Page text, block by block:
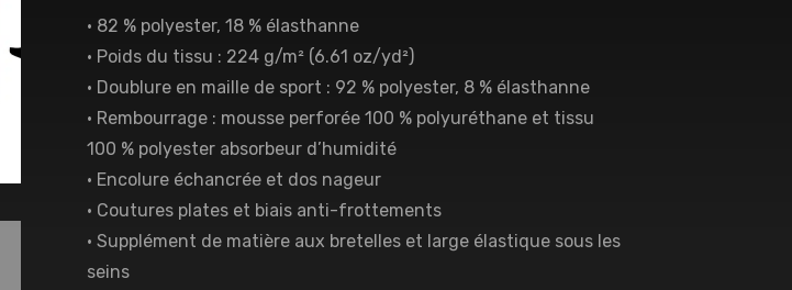
• 82 % polyester, 18 % élasthanne
• Poids du tissu : 224 g/m² (6.61 oz/yd²)
• Doublure en maille de sport : 92 % polyester, 8 % élasthanne
• Rembourrage : mousse perforée 100 % polyuréthane et tissu
100 % polyester absorbeur d’humidité
• Encolure échancrée et dos nageur
• Coutures plates et biais anti-frottements
• Supplément de matière aux bretelles et large élastique sous les
seins